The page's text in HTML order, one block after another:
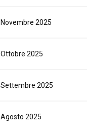
Novembre 2025
Ottobre 2025
Settembre 2025
Agosto 2025